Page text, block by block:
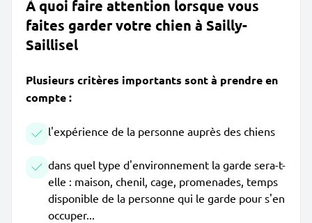
À quoi faire attention lorsque vous
faites garder votre chien à Sailly-
Saillisel
Plusieurs critères importants sont à prendre en
compte :
l'expérience de la personne auprès des chiens
dans quel type d'environnement la garde sera-t-
elle : maison, chenil, cage, promenades, temps
disponible de la personne qui le garde pour s'en
occuper...